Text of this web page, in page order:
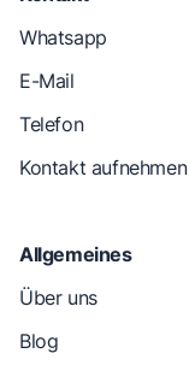
Whatsapp
E-Mail
Telefon
Kontakt aufnehmen
Allgemeines
Über uns
Blog